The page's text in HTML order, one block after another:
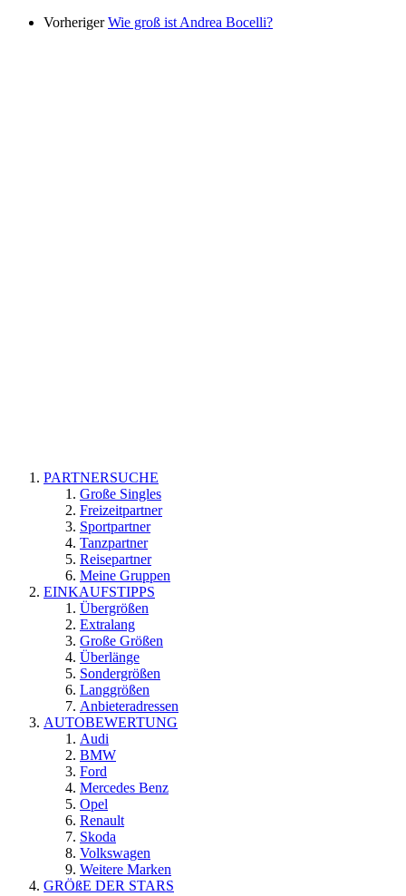
Vorheriger Wie groß ist Andrea Bocelli?
PARTNERSUCHE
Große Singles
Freizeitpartner
Sportpartner
Tanzpartner
Reisepartner
Meine Gruppen
EINKAUFSTIPPS
Übergrößen
Extralang
Große Größen
Überlänge
Sondergrößen
Langgrößen
Anbieteradressen
AUTOBEWERTUNG
Audi
BMW
Ford
Mercedes Benz
Opel
Renault
Skoda
Volkswagen
Weitere Marken
GRÖßE DER STARS